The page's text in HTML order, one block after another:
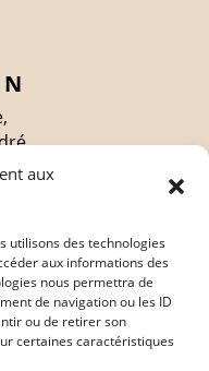
aux
utilisons des technologies
aux informations des
nous permettra de
de navigation ou les ID
ou de retirer son
certaines caractéristiques